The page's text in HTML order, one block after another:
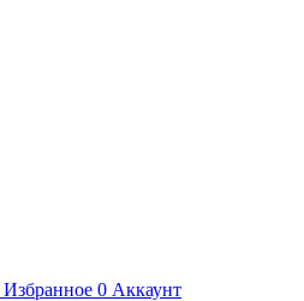
Избранное 0 Аккаунт